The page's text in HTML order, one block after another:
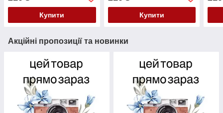
Купити Купити
Акційні пропозиції та новинки